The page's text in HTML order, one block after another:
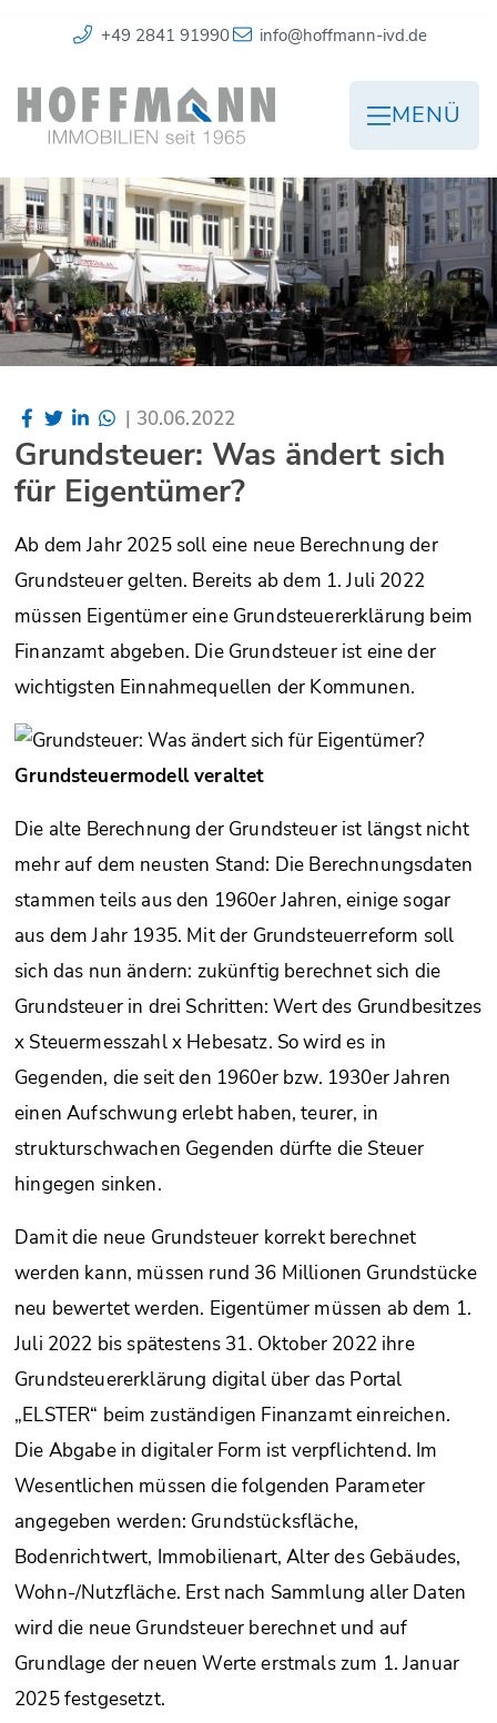
+49 2841 91990 info@hoffmann-ivd.de
MENÜ
| 30.06.2022
Grundsteuer: Was ändert sich
für Eigentümer?
Ab dem Jahr 2025 soll eine neue Berechnung der
Grundsteuer gelten. Bereits ab dem 1. Juli 2022
müssen Eigentümer eine Grundsteuererklärung beim
Finanzamt abgeben. Die Grundsteuer ist eine der
wichtigsten Einnahmequellen der Kommunen.
Grundsteuermodell veraltet
Die alte Berechnung der Grundsteuer ist längst nicht
mehr auf dem neusten Stand: Die Berechnungsdaten
stammen teils aus den 1960er Jahren, einige sogar
aus dem Jahr 1935. Mit der Grundsteuerreform soll
sich das nun ändern: zukünftig berechnet sich die
Grundsteuer in drei Schritten: Wert des Grundbesitzes
x Steuermesszahl x Hebesatz. So wird es in
Gegenden, die seit den 1960er bzw. 1930er Jahren
einen Aufschwung erlebt haben, teurer, in
strukturschwachen Gegenden dürfte die Steuer
hingegen sinken.
Damit die neue Grundsteuer korrekt berechnet
werden kann, müssen rund 36 Millionen Grundstücke
neu bewertet werden. Eigentümer müssen ab dem 1.
Juli 2022 bis spätestens 31. Oktober 2022 ihre
Grundsteuererklärung digital über das Portal
„ELSTER“ beim zuständigen Finanzamt einreichen.
Die Abgabe in digitaler Form ist verpflichtend. Im
Wesentlichen müssen die folgenden Parameter
angegeben werden: Grundstücksfläche,
Bodenrichtwert, Immobilienart, Alter des Gebäudes,
Wohn-/Nutzfläche. Erst nach Sammlung aller Daten
wird die neue Grundsteuer berechnet und auf
Grundlage der neuen Werte erstmals zum 1. Januar
2025 festgesetzt.